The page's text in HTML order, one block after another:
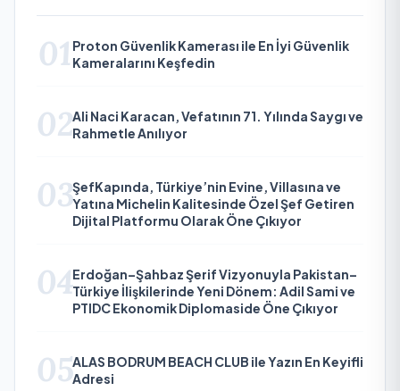
01 Proton Güvenlik Kamerası ile En İyi Güvenlik
Kameralarını Keşfedin
02Ali Naci Karacan, Vefatının 71. Yılında Saygı ve
Rahmetle Anılıyor
03ŞefKapında, Türkiye’nin Evine, Villasına ve
Yatına Michelin Kalitesinde Özel Şef Getiren
Dijital Platformu Olarak Öne Çıkıyor
04Erdoğan–Şahbaz Şerif Vizyonuyla Pakistan–
Türkiye İlişkilerinde Yeni Dönem: Adil Sami ve
PTIDC Ekonomik Diplomaside Öne Çıkıyor
05ALAS BODRUM BEACH CLUB ile Yazın En Keyifli
Adresi